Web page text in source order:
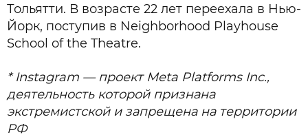
Тольятти. В возрасте 22 лет переехала в Нью-
Йорк, поступив в Neighborhood Playhouse
School of the Theatre.
* Instagram — проект Meta Platforms Inc.,
деятельность которой признана
экстремистской и запрещена на территории
РФ